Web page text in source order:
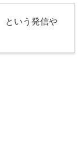
いう発信や